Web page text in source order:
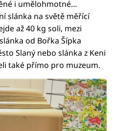
i umělohmotné…
slánka na světě měřící
až 40 kg soli, mezi
od Bořka Šípka
Slaný nebo slánka z Keni
také přímo pro muzeum.